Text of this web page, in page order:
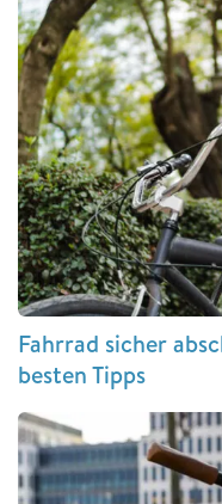
Fahrrad sicher
besten Tipps